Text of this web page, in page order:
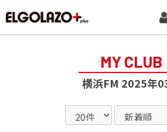
MY CLUB
横浜FM 2025年